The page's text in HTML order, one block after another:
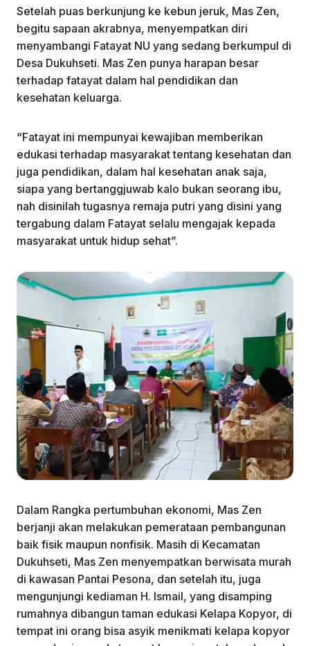
Setelah puas berkunjung ke kebun jeruk, Mas Zen,
begitu sapaan akrabnya, menyempatkan diri
menyambangi Fatayat NU yang sedang berkumpul di
Desa Dukuhseti. Mas Zen punya harapan besar
terhadap fatayat dalam hal pendidikan dan
kesehatan keluarga.
“Fatayat ini mempunyai kewajiban memberikan
edukasi terhadap masyarakat tentang kesehatan dan
juga pendidikan, dalam hal kesehatan anak saja,
siapa yang bertanggjuwab kalo bukan seorang ibu,
nah disinilah tugasnya remaja putri yang disini yang
tergabung dalam Fatayat selalu mengajak kepada
masyarakat untuk hidup sehat”.
Dalam Rangka pertumbuhan ekonomi, Mas Zen
berjanji akan melakukan pemerataan pembangunan
baik fisik maupun nonfisik. Masih di Kecamatan
Dukuhseti, Mas Zen menyempatkan berwisata murah
di kawasan Pantai Pesona, dan setelah itu, juga
mengunjungi kediaman H. Ismail, yang disamping
rumahnya dibangun taman edukasi Kelapa Kopyor, di
tempat ini orang bisa asyik menikmati kelapa kopyor